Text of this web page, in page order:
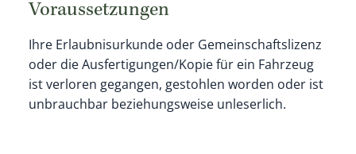
Voraussetzungen
Ihre Erlaubnisurkunde oder Gemeinschaftslizenz
oder die Ausfertigungen/Kopie für ein Fahrzeug
ist verloren gegangen, gestohlen worden oder ist
unbrauchbar beziehungsweise unleserlich.